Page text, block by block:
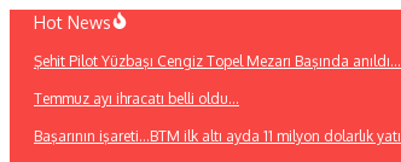
İçeriğe
Hot News
Şehit Pilot Yüzbaşı Cengiz Topel Mezarı Başında anıldı…
Temmuz ayı ihracatı belli oldu…
Başarının işareti…BTM ilk altı ayda 11 milyon dolarlık